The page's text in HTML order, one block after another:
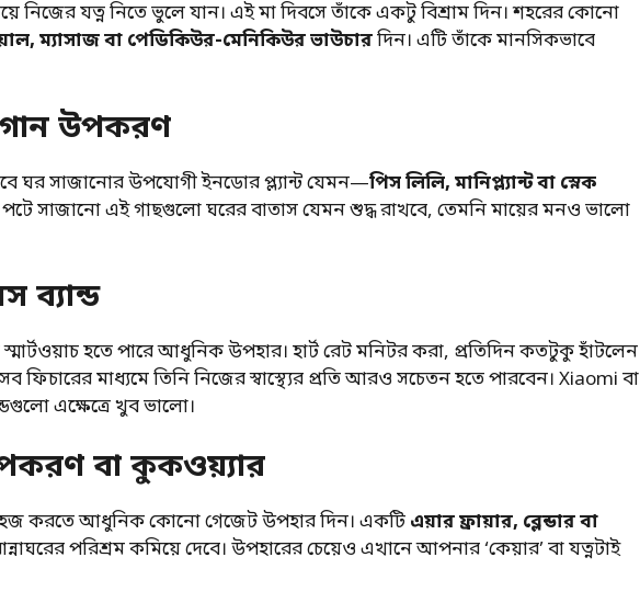
নিজের যত্ন নিতে ভুলে যান। এই মা দিবসে তাঁকে একটু বিশ্রাম দিন। শহরের কোনো
ম্যাসাজ বা পেডিকিউর-মেনিকিউর ভাউচারদিন। এটি তাঁকে মানসিকভাবে
উপকরণ
ঘর সাজানোর উপযোগী ইনডোর প্ল্যান্ট যেমন—পিস লিলি, মানিপ্ল্যান্ট বা স্নেক
পটে সাজানো এই গাছগুলো ঘরের বাতাস যেমন শুদ্ধ রাখবে, তেমনি মায়ের মনও ভালো
ব্যান্ড
স্মার্টওয়াচ হতে পারে আধুনিক উপহার। হার্ট রেট মনিটর করা, প্রতিদিন কতটুকু হাঁটলেন
ফিচারের মাধ্যমে তিনি নিজের স্বাস্থ্যের প্রতি আরও সচেতন হতে পারবেন। Xiaomi বা
এক্ষেত্রে খুব ভালো।
বা কুকওয়্যার
করতে আধুনিক কোনো গেজেট উপহার দিন। একটি এয়ার ফ্রায়ার, ব্লেন্ডার বা
পরিশ্রম কমিয়ে দেবে। উপহারের চেয়েও এখানে আপনার ‘কেয়ার’ বা যত্নটাই